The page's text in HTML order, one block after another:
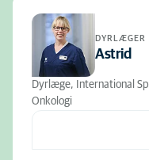
DYRLÆGER
Astrid
Dyrlæge, International
Onkologi